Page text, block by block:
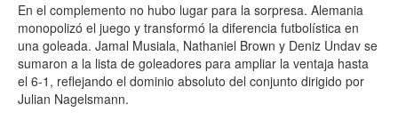
En el complemento no hubo lugar para la sorpresa. Alemania
monopolizó el juego y transformó la diferencia futbolística en
una goleada. Jamal Musiala, Nathaniel Brown y Deniz Undav se
sumaron a la lista de goleadores para ampliar la ventaja hasta
el 6-1, reflejando el dominio absoluto del conjunto dirigido por
Julian Nagelsmann.